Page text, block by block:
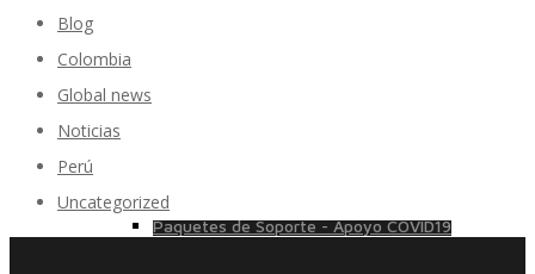
Paquetes de Soporte - Apoyo COVID19
Blog
Colombia
Global news
Noticias
Perú
Uncategorized